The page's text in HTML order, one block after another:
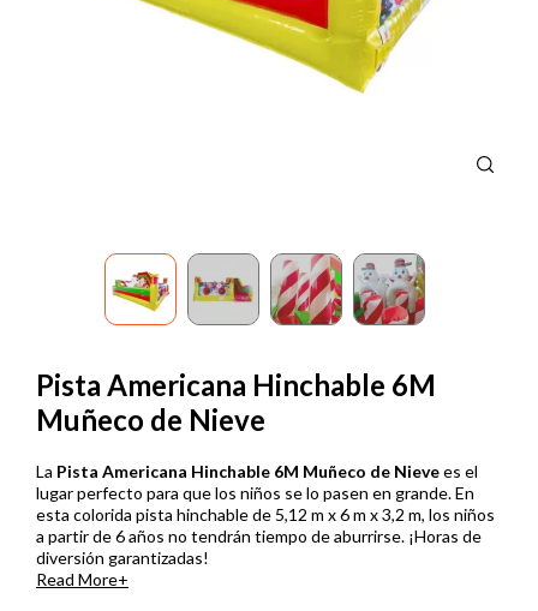
Pista Americana Hinchable 6M
Muñeco de Nieve
La Pista Americana Hinchable 6M Muñeco de Nievees el
lugar perfecto para que los niños se lo pasen en grande. En
esta colorida pista hinchable de 5,12 m x 6 m x 3,2 m, los niños
a partir de 6 años no tendrán tiempo de aburrirse. ¡Horas de
diversión garantizadas!
Read More